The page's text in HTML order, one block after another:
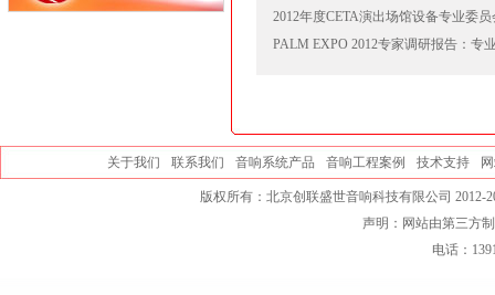
2012年度CETA演出场馆设备专业委
PALM EXPO 2012专家调研报告：专
关于我们 联系我们 音响系统产品 音响工程案例 技术支持
版权所有：北京创联盛世音响科技有限公司 2012-
声明：网站由第三方
电话：